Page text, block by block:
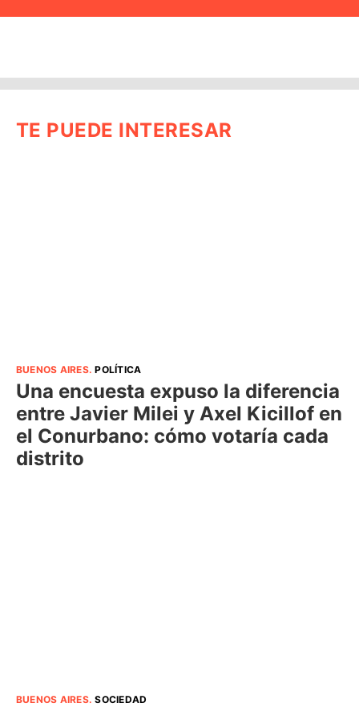
TE PUEDE INTERESAR
BUENOS AIRES.POLÍTICA
Una encuesta expuso la diferencia
entre Javier Milei y Axel Kicillof en
el Conurbano: cómo votaría cada
distrito
BUENOS AIRES.SOCIEDAD